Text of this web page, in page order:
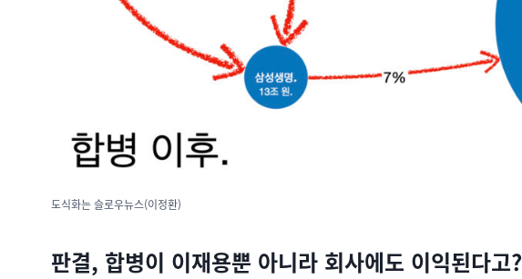
도식화는 슬로우뉴스(이정환)
판결, 합병이 이재용뿐 아니라 회사에도 이익된다고?